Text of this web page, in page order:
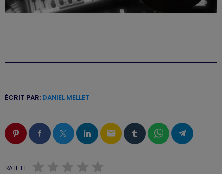
ÉCRIT PAR: DANIEL MELLET
email
RATE IT